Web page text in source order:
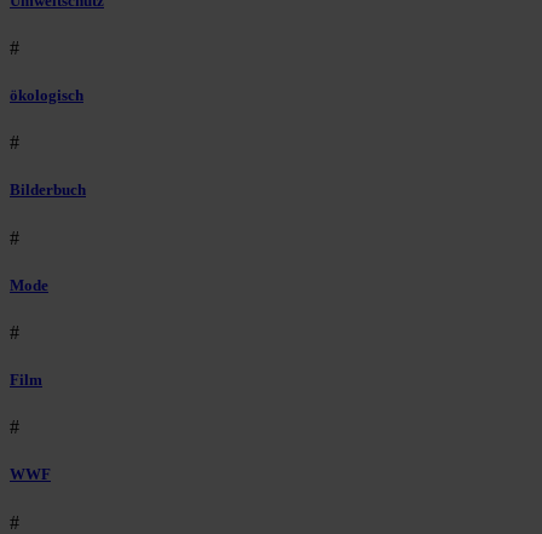
#
ökologisch
#
Bilderbuch
#
Mode
#
Film
#
WWF
#